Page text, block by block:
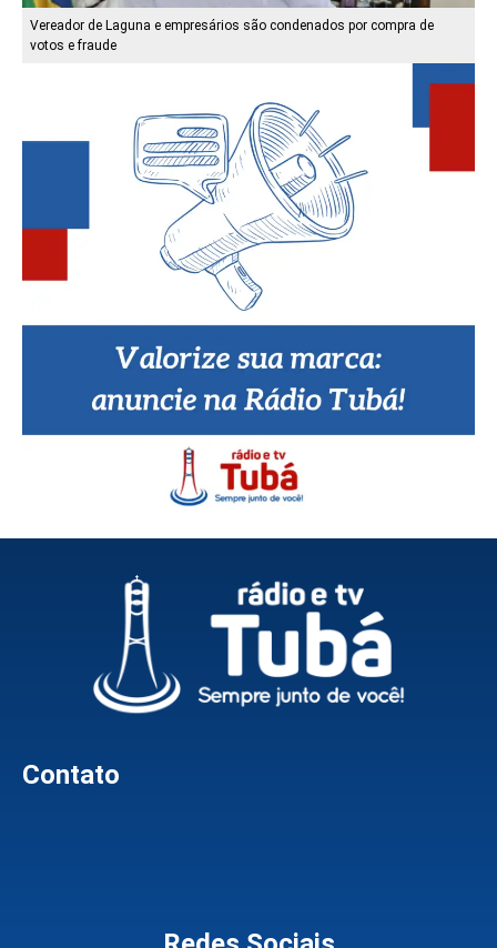
Vereador de Laguna e empresários são condenados por compra de
votos e fraude
Contato